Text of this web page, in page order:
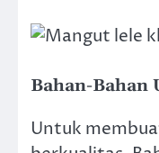
Bahan-Bahan
Untuk